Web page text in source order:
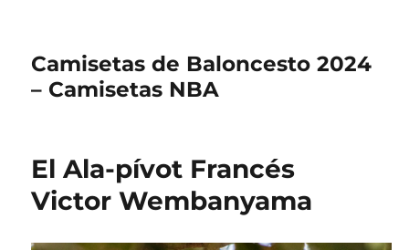
Camisetas de Baloncesto 2024
– Camisetas NBA
El Ala-pívot Francés
Victor Wembanyama